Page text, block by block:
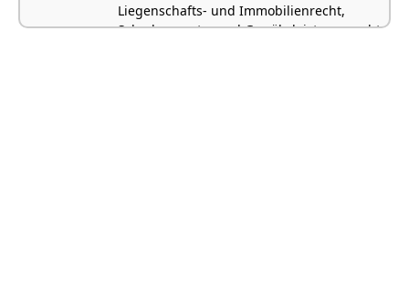
Liegenschafts- und Immobilienrecht,
Schadenersatz- und Gewährleistungsrecht,